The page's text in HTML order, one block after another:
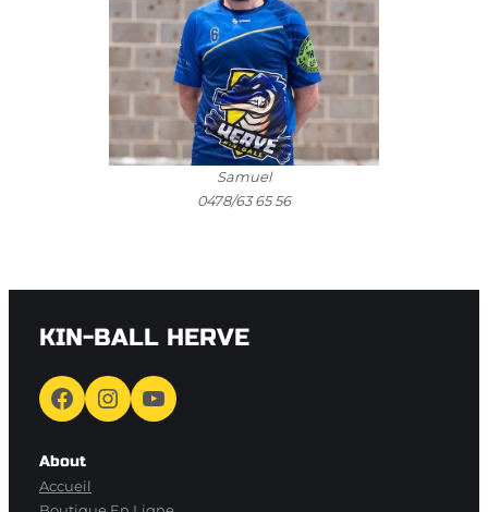
Samuel
0478/63 65 56
KIN-BALL HERVE
Facebook Instagram YouTube
About
Accueil